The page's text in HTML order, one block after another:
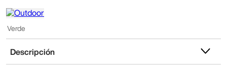
Verde
Descripción